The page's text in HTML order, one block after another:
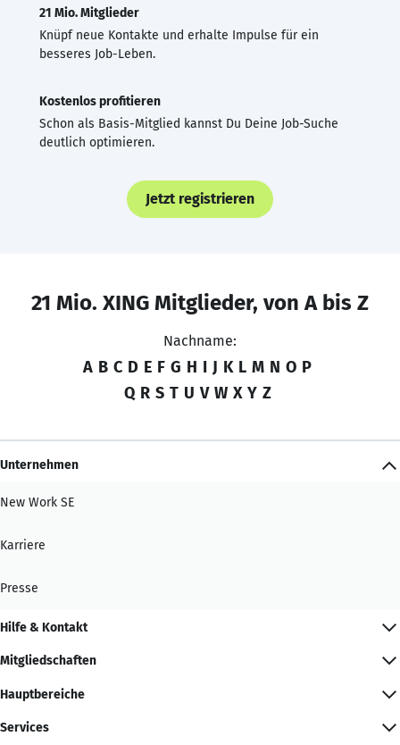
21 Mio. Mitglieder
Knüpf neue Kontakte und erhalte Impulse für ein
besseres Job-Leben.
Kostenlos profitieren
Schon als Basis-Mitglied kannst Du Deine Job-Suche
deutlich optimieren.
Jetzt registrieren
21 Mio. XING Mitglieder, von A bis Z
Nachname:
A B C D E F G H I J K L M N O P
Q R S T U V W X Y Z
Unternehmen
New Work SE
Karriere
Presse
Hilfe & Kontakt
Mitgliedschaften
Hauptbereiche
Services